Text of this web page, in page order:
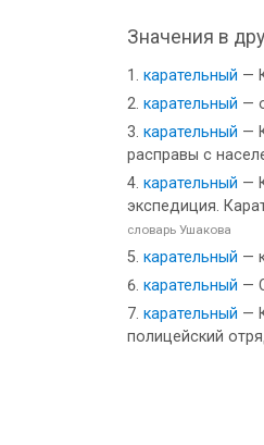
Значения в
карательный —
карательный —
карательный —
расправы с
карательный —
экспедиция.
словарь Ушакова
карательный —
карательный —
карательный —
полицейский